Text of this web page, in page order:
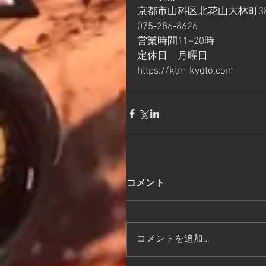
京都市山科区北花山大林町
075-286-8626
営業時間11~20時
定休日　月曜日
https://ktm-kyoto.com
コメント
コメントを追加…